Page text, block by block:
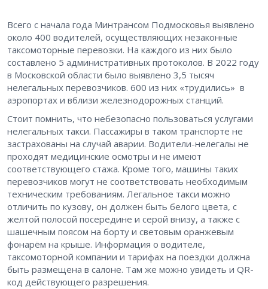
Всего с начала года Минтрансом Подмосковья выявлено
около 400 водителей, осуществляющих незаконные
таксомоторные перевозки. На каждого из них было
составлено 5 административных протоколов. В 2022 году
в Московской области было выявлено 3,5 тысяч
нелегальных перевозчиков. 600 из них «трудились» в
аэропортах и вблизи железнодорожных станций.
Стоит помнить, что небезопасно пользоваться услугами
нелегальных такси. Пассажиры в таком транспорте не
застрахованы на случай аварии. Водители-нелегалы не
проходят медицинские осмотры и не имеют
соответствующего стажа. Кроме того, машины таких
перевозчиков могут не соответствовать необходимым
техническим требованиям. Легальное такси можно
отличить по кузову, он должен быть белого цвета, с
желтой полосой посередине и серой внизу, а также с
шашечным поясом на борту и световым оранжевым
фонарём на крыше. Информация о водителе,
таксомоторной компании и тарифах на поездки должна
быть размещена в салоне. Там же можно увидеть и QR-
код действующего разрешения.